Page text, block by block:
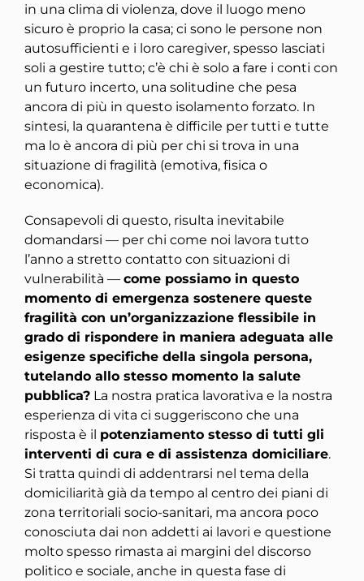
in una clima di violenza, dove il luogo meno
sicuro è proprio la casa; ci sono le persone non
autosufficienti e i loro caregiver, spesso lasciati
soli a gestire tutto; c’è chi è solo a fare i conti con
un futuro incerto, una solitudine che pesa
ancora di più in questo isolamento forzato. In
sintesi, la quarantena è difficile per tutti e tutte
ma lo è ancora di più per chi si trova in una
situazione di fragilità (emotiva, fisica o
economica).
Consapevoli di questo, risulta inevitabile
domandarsi — per chi come noi lavora tutto
l’anno a stretto contatto con situazioni di
vulnerabilità — come possiamo in questo
momento di emergenza sostenere queste
fragilità con un’organizzazione flessibile in
grado di rispondere in maniera adeguata alle
esigenze specifiche della singola persona,
tutelando allo stesso momento la salute
pubblica? La nostra pratica lavorativa e la nostra
esperienza di vita ci suggeriscono che una
risposta è il potenziamento stesso di tutti gli
interventi di cura e di assistenza domiciliare.
Si tratta quindi di addentrarsi nel tema della
domiciliarità già da tempo al centro dei piani di
zona territoriali socio-sanitari, ma ancora poco
conosciuta dai non addetti ai lavori e questione
molto spesso rimasta ai margini del discorso
politico e sociale, anche in questa fase di